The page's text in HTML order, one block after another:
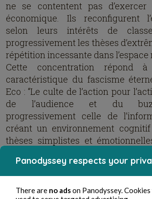
ne se contentent pas
économique. Ils reconfigurent
selon leurs intérêts de
progressivement les thèses
répétition incessante dans
Cette concentration répond
caractéristique du fascisme
Eco : “Le culte de l’action pour
de l’audience et du
progressivement celle de
créant un environnement
thèses simplistes et
IV — Les caractéristiques du
dans le projet du RN
Panodyssey respects your
There are no adson Panodyssey.